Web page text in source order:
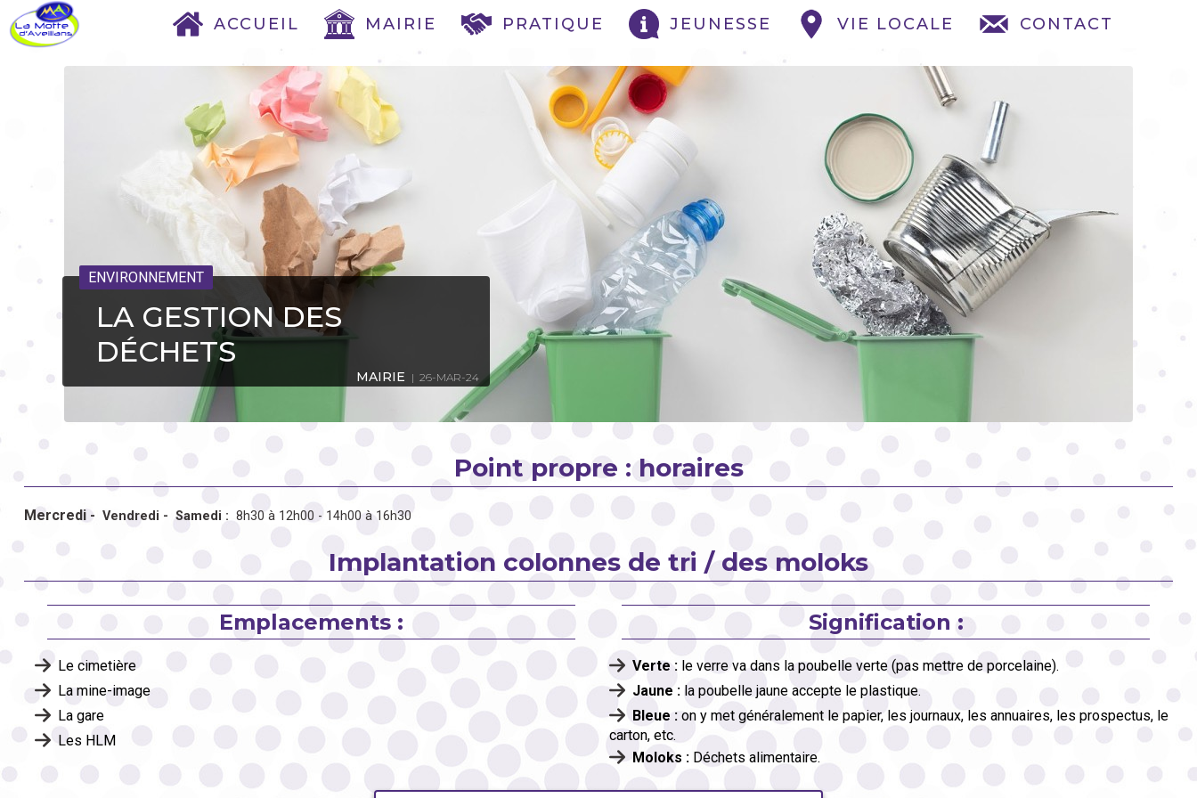
ACCUEIL MAIRIE PRATIQUE JEUNESSE VIE LOCALE CONTACT
ENVIRONNEMENT
LA GESTION DES
DÉCHETS
MAIRIE | 26-MAR-24
Point propre : horaires
Mercredi - Vendredi - Samedi : 8h30 à 12h00 - 14h00 à 16h30
Implantation colonnes de tri / des moloks
Emplacements : Signification :
Le cimetière
La mine-image
La gare
Les HLM
Verte : le verre va dans la poubelle verte (pas mettre de porcelaine).
Jaune : la poubelle jaune accepte le plastique.
Bleue : on y met généralement le papier, les journaux, les annuaires, les prospectus, le
carton, etc.
Moloks : Déchets alimentaire.